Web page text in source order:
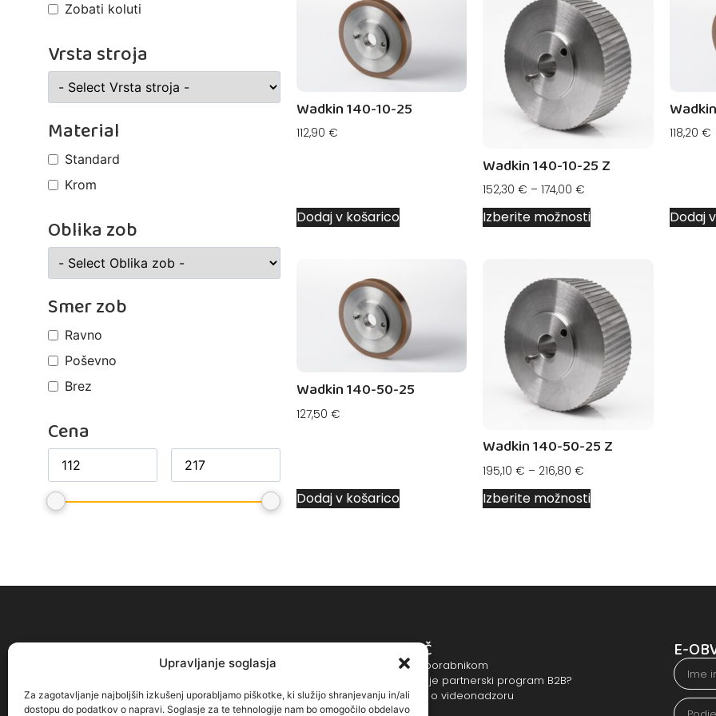
Upravljanje soglasja
Za zagotavljanje najboljših izkušenj uporabljamo piškotke, ki služijo shranjevanju in/ali
dostopu do podatkov o napravi. Soglasje za te tehnologije nam bo omogočilo obdelavo
Zobati koluti
Vrsta stroja
Material
Standard
Krom
Oblika zob
Smer zob
Ravno
Poševno
Brez
Cena
Wadkin 140-10-25
112,90 €
Dodaj v košarico
Wadkin 140-10-25 Z
152,30€ – 174,00€
Izberite možnosti
118,20 €
Dodaj
Wadkin 140-50-25
127,50 €
Dodaj v košarico
Wadkin 140-50-25 Z
195,10€ – 216,80€
Izberite možnosti
Način plačila
POMOČ
Pomoč uporabnikom
Kako deluje partnerski program B2B?
Obvestilo o videonadzoru
E-